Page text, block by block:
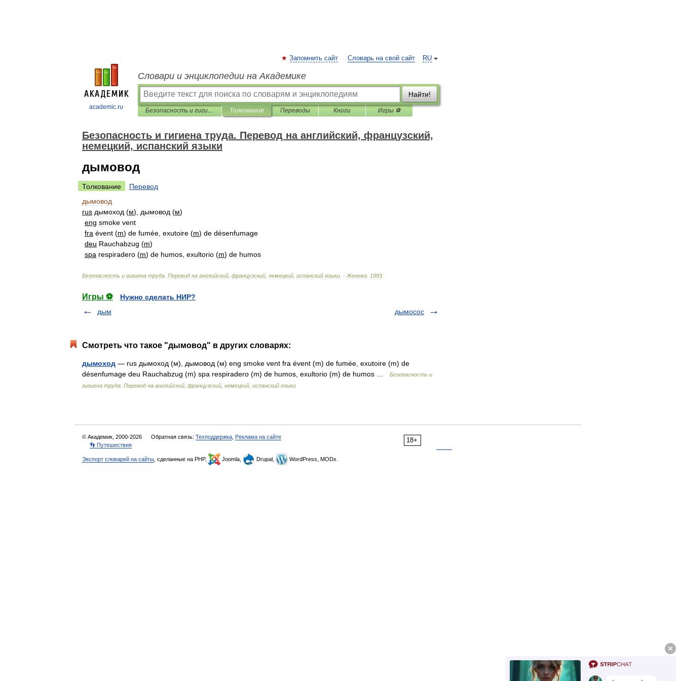
academic.ru
RU
Запомнить сайт Словарь на свой сайт
Словари и энциклопедии на Академике
Найти!
Безопасность и гигиена труда. Перевод на английский, французский, немецкий, испанский языки Толкования Переводы Книги Игры ⚽
Безопасность и гигиена труда. Перевод на английский, французский,
немецкий, испанский языки
дымовод
Толкование
Перевод
дымовод
rus дымоход (м), дымовод (м)
eng smoke vent
fra évent (m) de fumée exutoire (m) de désenfumage
deu Rauchabzug (m)
spa respiradero (m) de humos exultorio (m) de humos
Безопасность и гигиена труда Перевод на английский французский немецкий испанский языки . - Женева 1993
Игры ⚽
Нужно сделать НИР?
дым
дымосос
Смотреть что такое "дымовод" в других словарях:
дымоход — rus дымоход (м), дымовод (м) eng smoke vent fra évent (m) de fumée, exutoire (m) de
désenfumage deu Rauchabzug (m) spa respiradero (m) de humos, exultorio (m) de humos …
Безопасность и
гигиена труда. Перевод на английский, французский, немецкий, испанский языки
18+
© Академик, 2000-2026 Обратная связь: Техподдержка Реклама на сайте
👣 Путешествия
Экспорт словарей на сайты , сделанные на PHP, Joomla, Drupal, WordPress, MODx.